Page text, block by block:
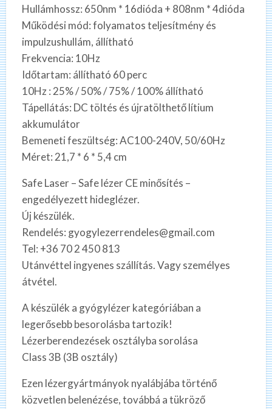
Hullámhossz: 650nm * 16dióda + 808nm * 4dióda
Működési mód: folyamatos teljesítmény és
impulzushullám, állítható
Frekvencia: 10Hz
Időtartam: állítható 60 perc
10Hz : 25% / 50% / 75% / 100% állítható
Tápellátás: DC töltés és újratölthető lítium
akkumulátor
Bemeneti feszültség: AC100-240V, 50/60Hz
Méret: 21,7 * 6 * 5,4 cm
Safe Laser – Safe lézer CE minősítés –
engedélyezett hideglézer.
Új készülék.
Rendelés: gyogylezerrendeles@gmail.com
Tel: +36 70 2 450 813
Utánvéttel ingyenes szállítás. Vagy személyes
átvétel.
A készülék a gyógylézer kategóriában a
legerősebb besorolásba tartozik!
Lézerberendezések osztályba sorolása
Class 3B (3B osztály)
Ezen lézergyártmányok nyalábjába történő
közvetlen belenézése, továbbá a tükröző